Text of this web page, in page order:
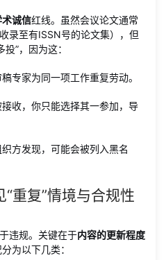
术诚信红线。虽然会议论文通常
录至有ISSN号的论文集），但
”，因为这：
专家为同一项工作重复劳动。
接收，你只能选择其一参加，导
方发现，可能会被列入黑名
重复”情境与合规性
违规。关键在于内容的更新程度
为以下几类：